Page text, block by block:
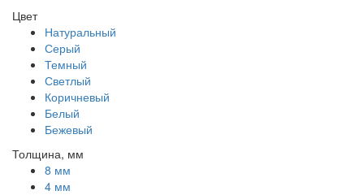
Цвет
Натуральный
Серый
Темный
Светлый
Коричневый
Белый
Бежевый
Толщина, мм
8 мм
4 мм